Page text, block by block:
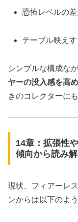
恐怖レベルの
テーブル映え
シンプルな構成なが
ヤーの没入感を高
きのコレクターに
14章：拡張性
傾向から読み
現状、フィアーレ
ンからは以下のよ